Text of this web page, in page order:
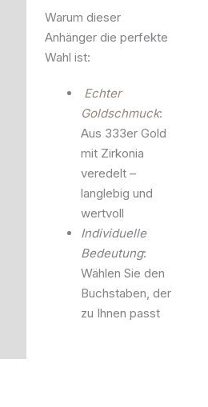
Warum dieser
Anhänger die perfekte
Wahl ist:
Echter
Goldschmuck:
Aus 333er Gold
mit Zirkonia
veredelt –
langlebig und
wertvoll
Individuelle
Bedeutung:
Wählen Sie den
Buchstaben, der
zu Ihnen passt